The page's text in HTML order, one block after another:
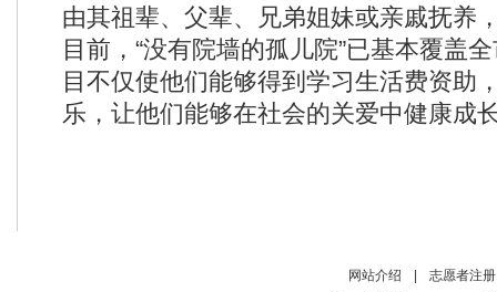
由其祖辈、父辈、兄弟姐妹或亲戚抚养
目前，“没有院墙的孤儿院”已基本覆盖
目不仅使他们能够得到学习生活费资助
乐，让他们能够在社会的关爱中健康成
网站介绍
志愿者注册